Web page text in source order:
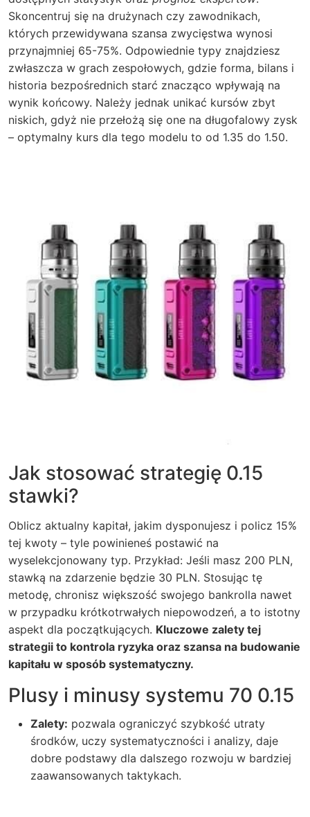
Skoncentruj się na drużynach czy zawodnikach,
których przewidywana szansa zwycięstwa wynosi
przynajmniej 65-75%. Odpowiednie typy znajdziesz
zwłaszcza w grach zespołowych, gdzie forma, bilans i
historia bezpośrednich starć znacząco wpływają na
wynik końcowy. Należy jednak unikać kursów zbyt
niskich, gdyż nie przełożą się one na długofalowy zysk
– optymalny kurs dla tego modelu to od 1.35 do 1.50.
Jak stosować strategię 0.15
stawki?
Oblicz aktualny kapitał, jakim dysponujesz i policz 15%
tej kwoty – tyle powinieneś postawić na
wyselekcjonowany typ. Przykład: Jeśli masz 200 PLN,
stawką na zdarzenie będzie 30 PLN. Stosując tę
metodę, chronisz większość swojego bankrolla nawet
w przypadku krótkotrwałych niepowodzeń, a to istotny
aspekt dla początkujących. Kluczowe zalety tej
strategii to kontrola ryzyka oraz szansa na budowanie
kapitału w sposób systematyczny.
Plusy i minusy systemu 70 0.15
Zalety: pozwala ograniczyć szybkość utraty
środków, uczy systematyczności i analizy, daje
dobre podstawy dla dalszego rozwoju w bardziej
zaawansowanych taktykach.